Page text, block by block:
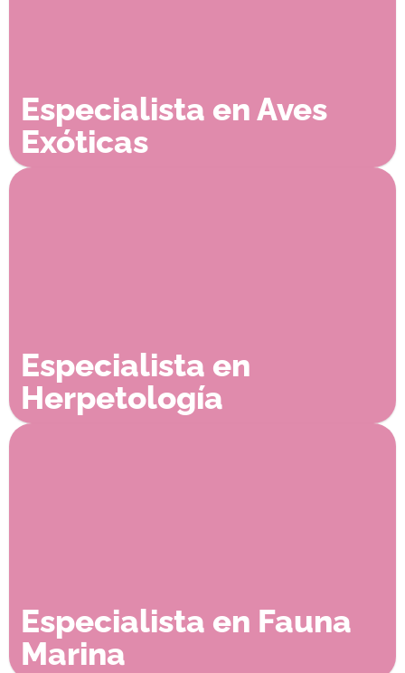
Especialista en Aves
Exóticas
Especialista en
Herpetología
Especialista en Fauna
Marina